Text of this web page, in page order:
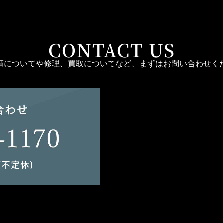
CONTACT US
についてや修理、買取についてなど、まずはお問い合わせく